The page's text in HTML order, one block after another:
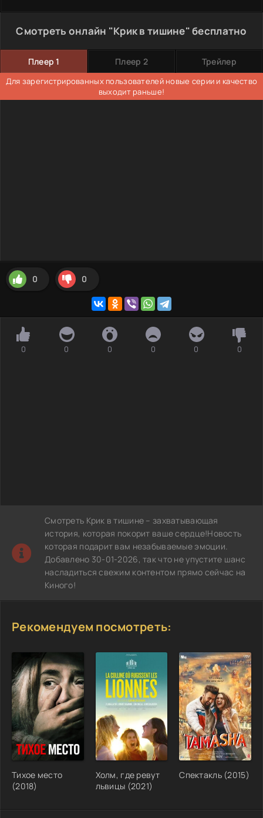
Смотреть онлайн "Крик в тишине" бесплатно
Плеер 1 Плеер 2 Трейлер
Для зарегистрированных пользователей новые серии и качество
выходит раньше!
0 0
0 0 0 0 0 0
Смотреть Крик в тишине – захватывающая
история, которая покорит ваше сердце!Новость
которая подарит вам незабываемые эмоции.
Добавлено 30-01-2026, так что не упустите шанс
насладиться свежим контентом прямо сейчас на
Киного!
Рекомендуем посмотреть:
Тихое место
(2018)
Холм, где ревут
львицы (2021)
Спектакль (2015)